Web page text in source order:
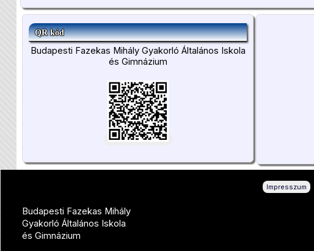
QR kód
Budapesti Fazekas Mihály Gyakorló Általános Iskola
és Gimnázium
Impresszum
Budapesti Fazekas Mihály
Gyakorló Általános Iskola
és Gimnázium